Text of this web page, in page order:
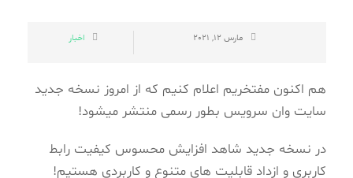
مارس 12, 2021 اخبار
هم اکنون مفتخریم اعلام کنیم که از امروز نسخه جدید
سایت وان سرویس بطور رسمی منتشر میشود!
در نسخه جدید شاهد افزایش محسوس کیفیت رابط
کاربری و ازداد قابلیت های متنوع و کاربردی هستیم!